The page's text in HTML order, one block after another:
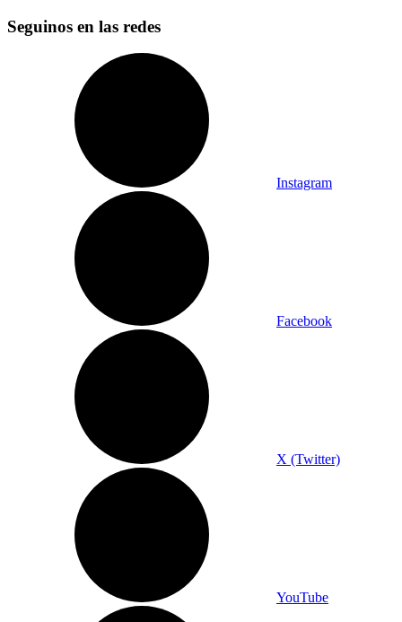
Seguinos en las redes
Instagram
Facebook
X (Twitter)
YouTube